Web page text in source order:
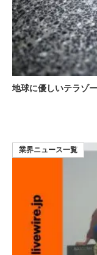
地球に優しいテラゾ
業界ニュース一覧